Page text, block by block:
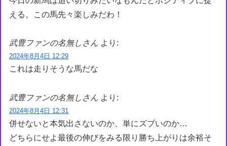
える。この馬先々楽しみだわ！
武豊ファンの名無しさん より:
2024年8月4日 12:29
これは走りそうな馬だな
武豊ファンの名無しさん より:
2024年8月4日 12:31
併せないと本気出さないのか、単にズブいのか…
どちらにせよ最後の伸びをみる限り勝ち上がりは余裕そ